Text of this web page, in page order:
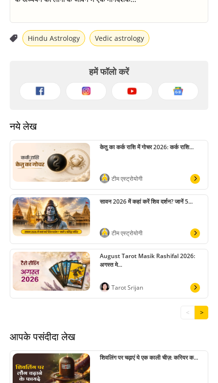
Hindu Astrology Vedic astrology
हमें फॉलो करें
नये लेख
केतु का कर्क राशि में गोचर 2026: कर्क राशि...
टीम एस्ट्रोयोगी
सावन 2026 में कहां करें शिव दर्शन? जानें 5...
टीम एस्ट्रोयोगी
August Tarot Masik Rashifal 2026:
अगस्त मे...
Tarot Srijan
< >
आपके पसंदीदा लेख
शिवलिंग पर चढ़ाएं ये एक काली चीज़: करियर क...